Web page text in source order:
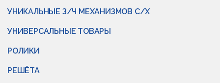
УНИКАЛЬНЫЕ З/Ч МЕХАНИЗМОВ С/Х
УНИВЕРСАЛЬНЫЕ ТОВАРЫ
РОЛИКИ
РЕШЁТА